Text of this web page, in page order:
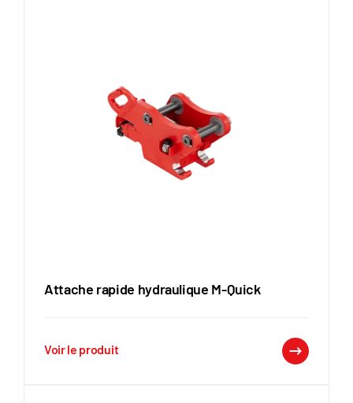
Attache rapide hydraulique M-Quick
Voir le produit